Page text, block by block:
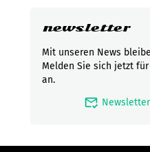
newsletter
Mit unseren News
Melden Sie sich jetzt
an.
mark_email_read